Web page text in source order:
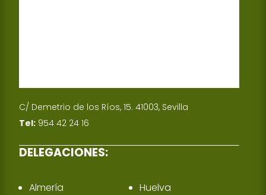
C/ Demetrio de los Ríos, 15. 41003, Sevilla
Tel: 954 42 24 16
DELEGACIONES:
Almería
Huelva